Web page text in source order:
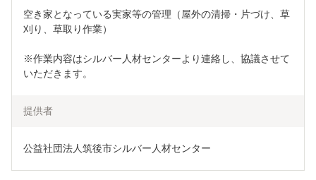
空き家となっている実家等の管理（屋外の清掃・片づけ、草
刈り、草取り作業）
※作業内容はシルバー人材センターより連絡し、協議させて
いただきます。
提供者
公益社団法人筑後市シルバー人材センター